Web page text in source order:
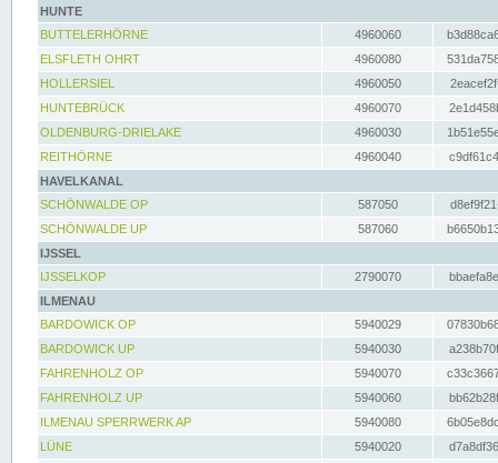
HUNTE
BUTTELERHÖRNE
4960060
ELSFLETH OHRT
4960080
HOLLERSIEL
4960050
HUNTEBRÜCK
4960070
OLDENBURG-DRIELAKE
4960030
REITHÖRNE
4960040
HAVELKANAL
SCHÖNWALDE OP
587050
SCHÖNWALDE UP
587060
IJSSEL
IJSSELKOP
2790070
ILMENAU
BARDOWICK OP
5940029
BARDOWICK UP
5940030
FAHRENHOLZ OP
5940070
FAHRENHOLZ UP
5940060
ILMENAU SPERRWERK AP
5940080
LÜNE
5940020